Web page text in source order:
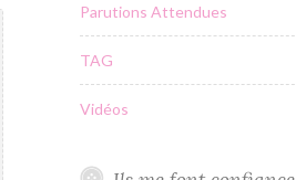
Parutions Attendues
TAG
Vidéos